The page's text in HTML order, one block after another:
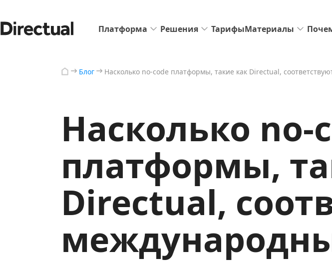
Платформа Решения ТарифыМатериалы
Блог Насколько no-code платформы, такие как Directual,
Насколько no-
платформы,
Directual,